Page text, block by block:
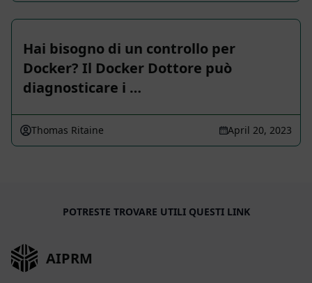
Hai bisogno di un controllo per
Docker? Il Docker Dottore può
diagnosticare i …
Thomas Ritaine April 20, 2023
POTRESTE TROVARE UTILI QUESTI LINK
AIPRM